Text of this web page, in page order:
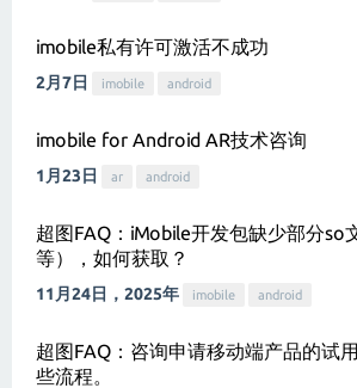
imobile私有许可激活不成功
2月7日 imobile android
imobile for Android AR技术咨询
1月23日 ar android
超图FAQ：iMobile开发包缺少部分so
等），如何获取？
11月24日，2025年 imobile android
超图FAQ：咨询申请移动端产品的试
些流程。